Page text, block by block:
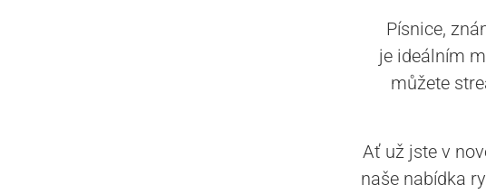
Písnice,
je ideálním
můžete
Ať už jste v
naše nabídka